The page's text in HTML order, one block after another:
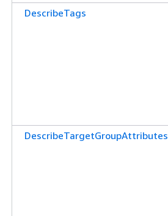
DescribeTags
DescribeTargetGroupAttributes